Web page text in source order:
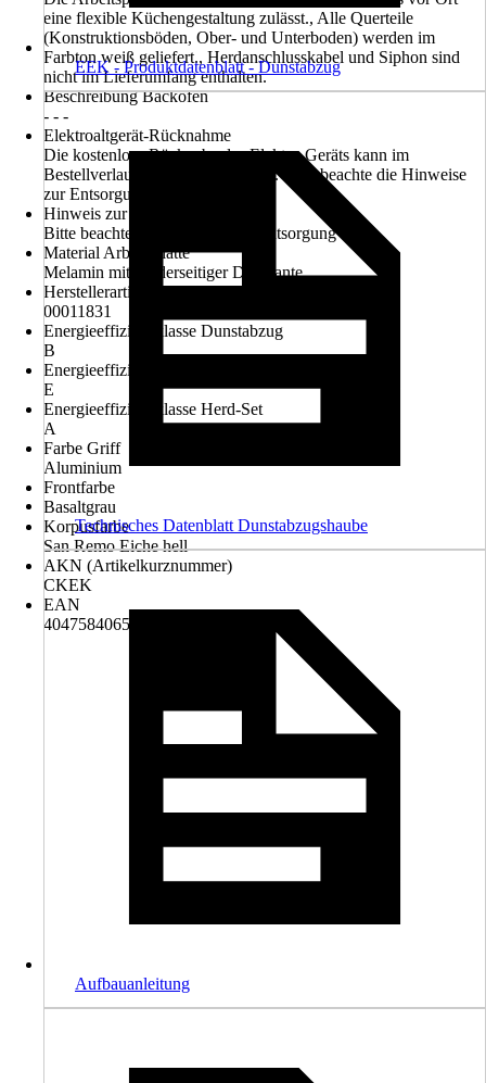
eine flexible Küchengestaltung zulässt., Alle Querteile
(Konstruktionsböden, Ober- und Unterboden) werden im
Farbton weiß geliefert., Herdanschlusskabel und Siphon sind
nicht im Lieferumfang enthalten.
Beschreibung Backofen
- - -
Elektroaltgerät-Rücknahme
Die kostenlose Rückgabe des Elektro-Geräts kann im
Bestellverlauf ausgewählt werden. Bitte beachte die Hinweise
zur Entsorgung.
Hinweis zur Entsorgung
Bitte beachte die Hinweise zur Entsorgung
Material Arbeitsplatte
Melamin mit vorderseitiger Dickkante
Herstellerartikelnummer
00011831
Energieeffizienzklasse Dunstabzug
B
Energieeffizienzklasse Geschirrspüler
E
Energieeffizienzklasse Herd-Set
A
Farbe Griff
Aluminium
Frontfarbe
Basaltgrau
Korpusfarbe
San Remo Eiche hell
AKN (Artikelkurznummer)
CKEK
EAN
4047584065618
EEK - Produktdatenblatt - Dunstabzug
Technisches Datenblatt Dunstabzugshaube
Aufbauanleitung